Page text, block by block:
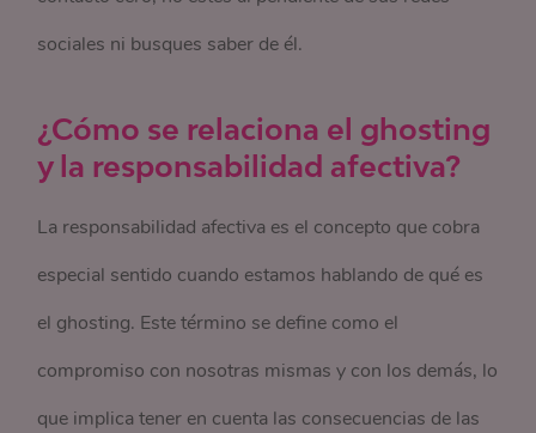
sociales ni busques saber de él.
¿Cómo se relaciona el ghosting
y la responsabilidad afectiva?
La responsabilidad afectiva es el concepto que cobra
especial sentido cuando estamos hablando de qué es
el ghosting. Este término se define como el
compromiso con nosotras mismas y con los demás, lo
que implica tener en cuenta las consecuencias de las